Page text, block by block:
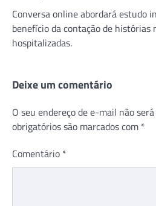
Conversa online abordará estudo
benefício da contação de histórias
hospitalizadas.
Deixe um comentário
O seu endereço de e-mail não
obrigatórios são marcados com *
Comentário *